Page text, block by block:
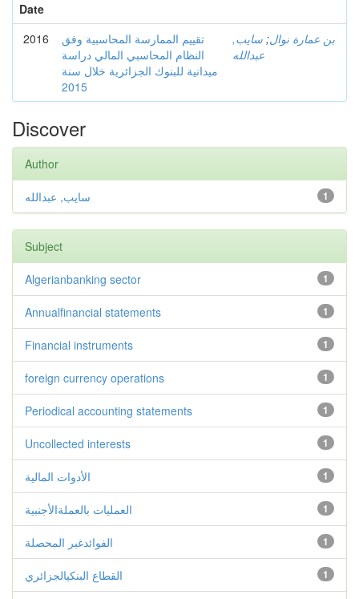
Date
2016
تقييم الممارسة المحاسبية وفق
النظام المحاسبي المالي دراسة
ميدانية للبنوك الجزائرية خلال سنة
2015
بن عمارة نوال; سايب,
عبدالله
Discover
Author
1 سايب, عبدالله
Subject
1
Algerianbanking sector
1
Annualfinancial statements
1
Financial instruments
1
foreign currency operations
1
Periodical accounting statements
1
Uncollected interests
1 الأدوات المالية
1 العمليات بالعملةالأجنبية
1 الفوائدغير المحصلة
1 القطاع البنكيالجزائري